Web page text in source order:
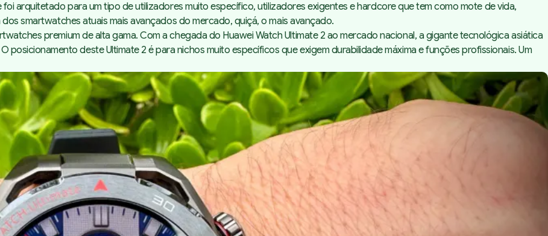
arquitetado para um tipo de utilizadores muito específico, utilizadores exigentes ehardcoreque tem como mote de vida,
smartwatches atuais mais avançados do mercado, quiçá, o mais avançado.
premium de alta gama. Com a chegada do Huawei Watch Ultimate 2 ao mercado nacional, a gigante tecnológica asiática
deste Ultimate 2 é para nichos muito específicos que exigem durabilidade máxima e funções profissionais. Um